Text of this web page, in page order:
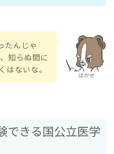
はかせ
たんじゃ
知らぬ間に
はないな。
できる国公立医学